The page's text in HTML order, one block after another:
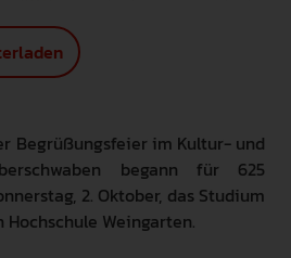
Begrüßungsfeier im Kultur- und
begann für 625
2. Oktober, das Studium
Weingarten.